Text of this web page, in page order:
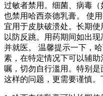
过敏者禁用。细菌、病毒
也禁用哈西奈德乳膏。 使
宜用于皮肤破溃处。长期
以防反跳。用药期间如出
并就医。 温馨提示一下，
素，在特定情况下可以辅
嘱，切勿自行滥用。特别
这样的问题，更需要谨慎。